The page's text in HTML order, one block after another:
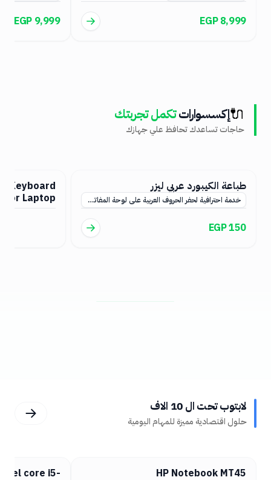
EGP 9,999
EGP 11,999
🔌إكسسواراتتكمل تجربتك
حاجات تساعدك تحافظ علي جهازك
Arabic & English Keyboard
Stickers for Laptop
for Laptop
لابتوب تحت ال 10 الاف
حلول اقتصادية مميزة للمهام اليومية
HP ProBook 650 G3 | intel core i5-
L380